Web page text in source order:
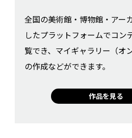
全国の美術館・博物館・アー
したプラットフォームでコン
覧でき、マイギャラリー（オ
の作成などができます。
作品を見る